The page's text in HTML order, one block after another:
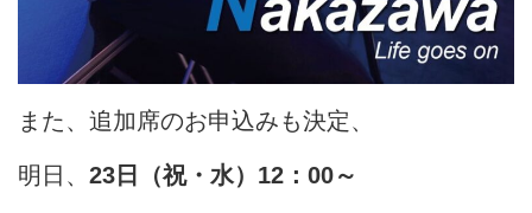
また、追加席のお申込みも決定、
明日、 23日（祝・水）12：00～